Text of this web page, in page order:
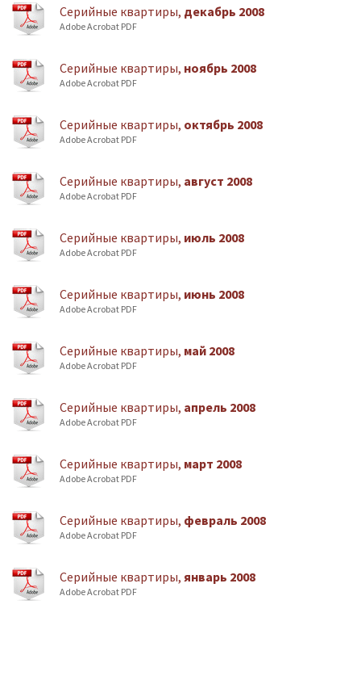
Cерийные квартиры, декабрь 2008
Adobe Acrobat PDF
Cерийные квартиры, ноябрь 2008
Adobe Acrobat PDF
Cерийные квартиры, октябрь 2008
Adobe Acrobat PDF
Cерийные квартиры, август 2008
Adobe Acrobat PDF
Cерийные квартиры, июль 2008
Adobe Acrobat PDF
Cерийные квартиры, июнь 2008
Adobe Acrobat PDF
Cерийные квартиры, май 2008
Adobe Acrobat PDF
Cерийные квартиры, апрель 2008
Adobe Acrobat PDF
Cерийные квартиры, март 2008
Adobe Acrobat PDF
Cерийные квартиры, февраль 2008
Adobe Acrobat PDF
Cерийные квартиры, январь 2008
Adobe Acrobat PDF